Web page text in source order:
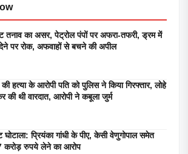
तनाव का असर, पेट्रोल पंपों पर अफरा-तफरी, ड्रम में
पर रोक, अफवाहों से बचने की अपील
हत्या के आरोपी पति को पुलिस ने किया गिरफ्तार, लोहे
की थी वारदात, आरोपी ने कबूला जुर्म
प्रियंका गांधी के पीए, केसी वेणुगोपाल समेत
करोड़ रुपये लेने का आरोप